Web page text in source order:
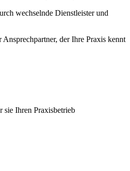
wechselnde Dienstleister und
Ansprechpartner, der Ihre Praxis kennt
sie Ihren Praxisbetrieb